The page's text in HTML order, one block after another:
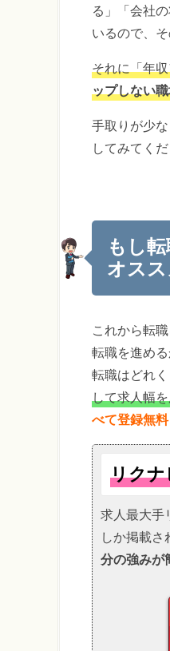
る」「会社
いるので、
それに「年
ップしない
手取りが少
してみてく
もし
オス
これから転
転職を進め
転職はどれ
して求人幅
べて登録無料
リクナ
求人最大手
しか掲載さ
分の強みが